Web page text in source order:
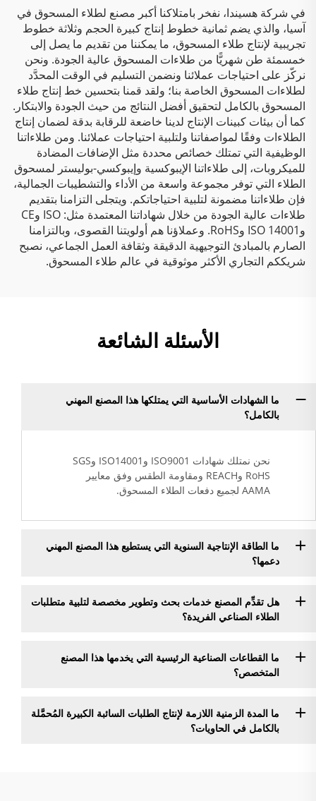
في شركة هسيندا، نفخر بامتلاكنا أكبر مصنع لطلاء المسحوق في
آسيا، والذي يضم ثمانية خطوط إنتاج كبيرة الحجم وثلاثة خطوط
تجريبية لإنتاج طلاء المسحوق، ما يمكننا من تقديم ما يصل إلى
خمسمئة طن شهريًّا من طلاءات المسحوق عالية الجودة. ونحن
نركّز على احتياجات عملائنا ونضمن التسليم في الوقت المحدَّد
لطلاءات المسحوق الخاصة بنا؛ ولقد قمنا بتحسين خط إنتاج طلاء
المسحوق بالكامل لتحقيق أفضل النتائج من حيث الجودة والابتكار.
كما أن بيئات كبينات الإنتاج لدينا خاضعة للرقابة بدقة لضمان إنتاج
الطلاءات وفقًا لمواصفاتنا ولتلبية احتياجات عملائنا. ومن طلاءاتنا
الوظيفية التي تمتلك خصائص محددة مثل الإضافات المضادة
للميكروبات، إلى طلاءاتنا الإيبوكسية وإيبوكسي-بوليستر لمسحوق
الطلاء التي توفر مجموعة واسعة من الأداء والتشطيبات الجمالية،
فإن طلاءاتنا مضمونة لتلبية احتياجاتكم. ويتجلى التزامنا بتقديم
طلاءات عالية الجودة من خلال شهاداتنا المعتمدة مثل: ISO وCE
وISO 14001 وRoHS. وعملاؤنا هم أولويتنا القصوى، وبالتزامنا
الصارم بالمبادئ التوجيهية الدقيقة وثقافة العمل الجماعي، نصبح
شريككم التجاري الأكثر موثوقية في عالم طلاء المسحوق.
الأسئلة الشائعة
ما الشهادات الأساسية التي يمتلكها هذا المصنع المهني
بالكامل؟
نحن نمتلك شهادات ISO9001 وISO14001 وSGS
RoHS وREACH ومقاومة الطقس وفق معايير
AAMA لجميع دفعات الطلاء المسحوق.
ما الطاقة الإنتاجية السنوية التي يستطيع هذا المصنع المهني
دعمها؟
هل تقدِّم المصنع خدمات بحث وتطوير مخصصة لتلبية متطلبات
الطلاء الصناعي الفريدة؟
ما القطاعات الصناعية الرئيسية التي يخدمها هذا المصنع
المتخصص؟
ما المدة الزمنية اللازمة لإنتاج الطلبات السائبة الكبيرة المُحمَّلة
بالكامل في الحاويات؟